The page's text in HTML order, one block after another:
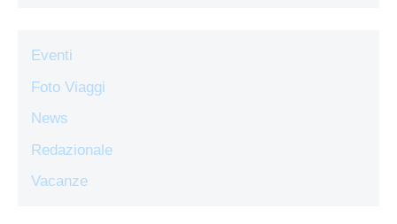
Eventi
Foto Viaggi
News
Redazionale
Vacanze